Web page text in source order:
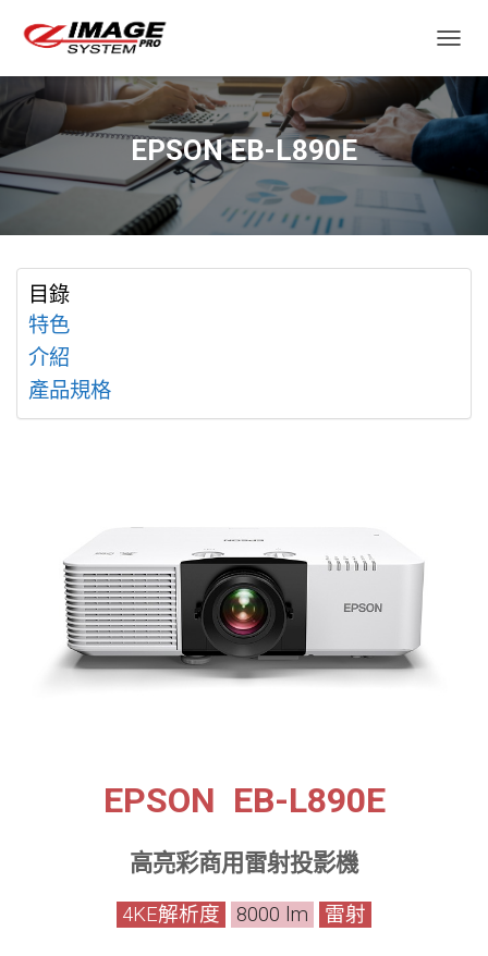
EPSON EB-L890E
目錄
特色
介紹
產品規格
EPSON EB-L890E
高亮彩商用雷射投影機
4KE解析度 8000 lm 雷射